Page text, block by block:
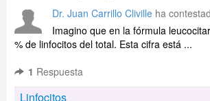
Dr. Juan Carrillo Cliville ha
Imagino que en la fórmula
% de linfocitos del total. Esta cifra está ...
1 Respuesta
Linfocitos